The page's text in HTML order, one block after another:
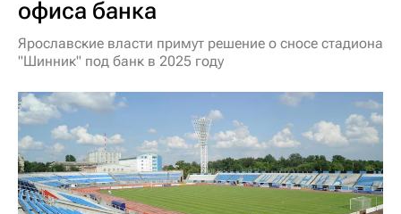
офиса банка
Ярославские власти примут решение о сносе стадиона
"Шинник" под банк в 2025 году